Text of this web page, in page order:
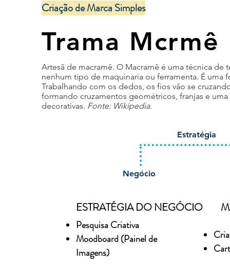
Criação de Marca Simples
Trama Mcrmê
Artesã de macramê. O Macramê é uma técnica de
nenhum tipo de maquinaria ou ferramenta. É uma
Trabalhando com os dedos, os fios vão se
formando cruzamentos geométricos, franjas e
decorativas. Fonte: Wikipedia.
Estratégia
Negócio
ESTRATÉGIA DO NEGÓCIO
Pesquisa Criativa
Moodboard (Painel de
Imagens)